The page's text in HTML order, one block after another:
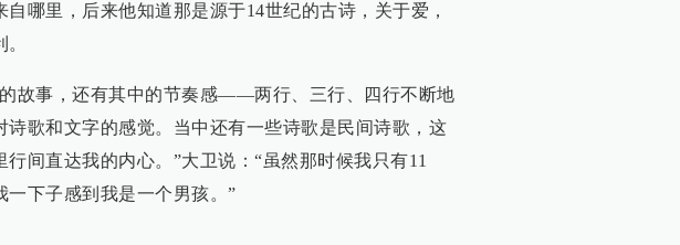
哪里，后来他知道那是源于14世纪的古诗，关于爱，
故事，还有其中的节奏感——两行、三行、四行不断地
诗歌和文字的感觉。当中还有一些诗歌是民间诗歌，这
间直达我的内心。”大卫说：“虽然那时候我只有11
下子感到我是一个男孩。”